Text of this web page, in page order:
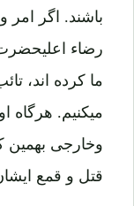
باشند. اگر امر
رضاء
ما کرده اند،
میکنیم. هرگاه
وخارجی بهمین
قتل و قمع